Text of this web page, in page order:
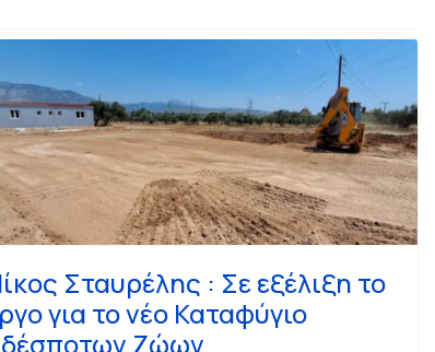
Σταυρέλης : Σε εξέλιξη το
για το νέο Καταφύγιο
Ζώων